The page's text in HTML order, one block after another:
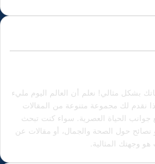
بشكل مثالي! نعلم أن العالم اليوم مليء
نقدم لك مجموعة متنوعة من المقالات
جوانب الحياة العصرية. سواء كنت تبحث
نصائح حول الصحة والجمال، أو مقالات عن
هو وجهتك المثالية.